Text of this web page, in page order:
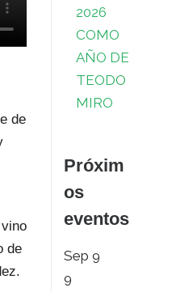
de
de
2026
COMO
AÑO DE
TEODO
MIRO
Próxim
os
eventos
Sep9
9